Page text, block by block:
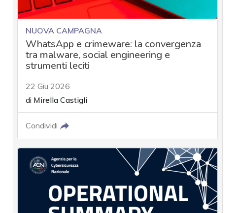
NUOVA CAMPAGNA
WhatsApp e crimeware: la convergenza
tra malware, social engineering e
strumenti leciti
22 Giu 2026
di Mirella Castigli
Condividi